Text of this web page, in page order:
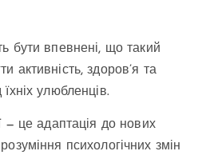
бути впевнені, що такий
активність, здоров’я та
улюбленців.
— це адаптація до нових
психологічних змін